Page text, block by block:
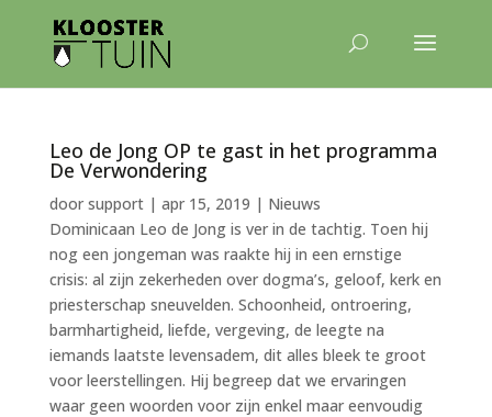
Leo de Jong OP te gast in het programma
De Verwondering
door support| apr 15, 2019 | Nieuws
Dominicaan Leo de Jong is ver in de tachtig. Toen hij
nog een jongeman was raakte hij in een ernstige
crisis: al zijn zekerheden over dogma’s, geloof, kerk en
priesterschap sneuvelden. Schoonheid, ontroering,
barmhartigheid, liefde, vergeving, de leegte na
iemands laatste levensadem, dit alles bleek te groot
voor leerstellingen. Hij begreep dat we ervaringen
waar geen woorden voor zijn enkel maar eenvoudig